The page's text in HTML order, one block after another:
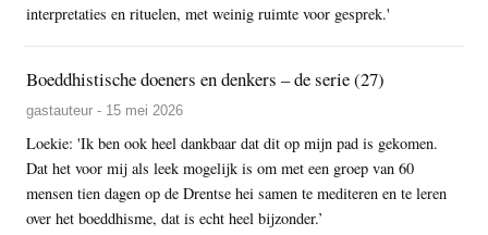
interpretaties en rituelen, met weinig ruimte voor gesprek.'
Boeddhistische doeners en denkers – de serie (27)
gastauteur - 15 mei 2026
Loekie: 'Ik ben ook heel dankbaar dat dit op mijn pad is gekomen.
Dat het voor mij als leek mogelijk is om met een groep van 60
mensen tien dagen op de Drentse hei samen te mediteren en te leren
over het boeddhisme, dat is echt heel bijzonder.’